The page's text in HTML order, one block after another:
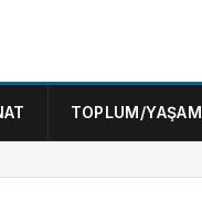
TOPLUM/YAŞAM